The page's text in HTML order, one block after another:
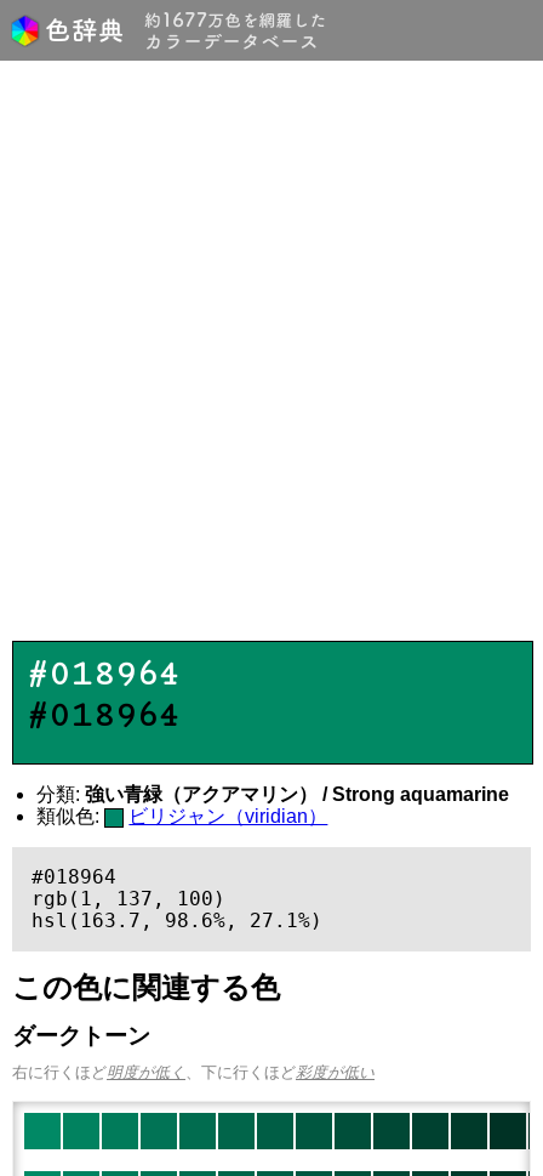
#018964
#018964
分類: 強い青緑（アクアマリン） / Strong aquamarine
類似色:
ビリジャン（viridian）
#018964
rgb(1, 137, 100)
hsl(163.7, 98.6%, 27.1%)
この色に関連する色
ダークトーン
右に行くほど明度が低く 、下に行くほど彩度が低い